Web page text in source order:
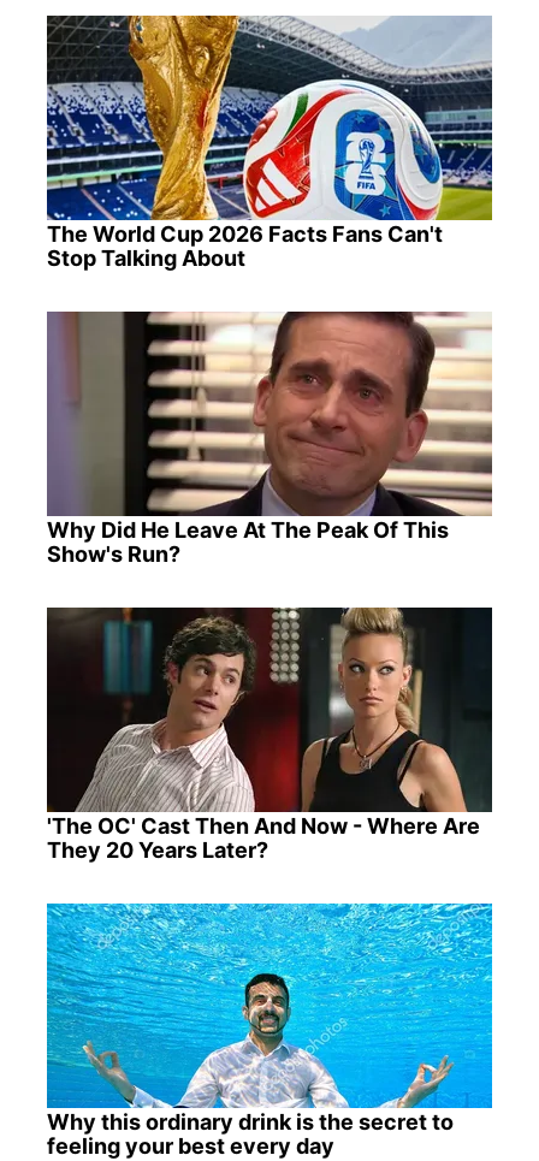
The World Cup 2026 Facts Fans Can't
Stop Talking About
Why Did He Leave At The Peak Of This
Show's Run?
'The OC' Cast Then And Now - Where Are
They 20 Years Later?
Why this ordinary drink is the secret to
feeling your best every day